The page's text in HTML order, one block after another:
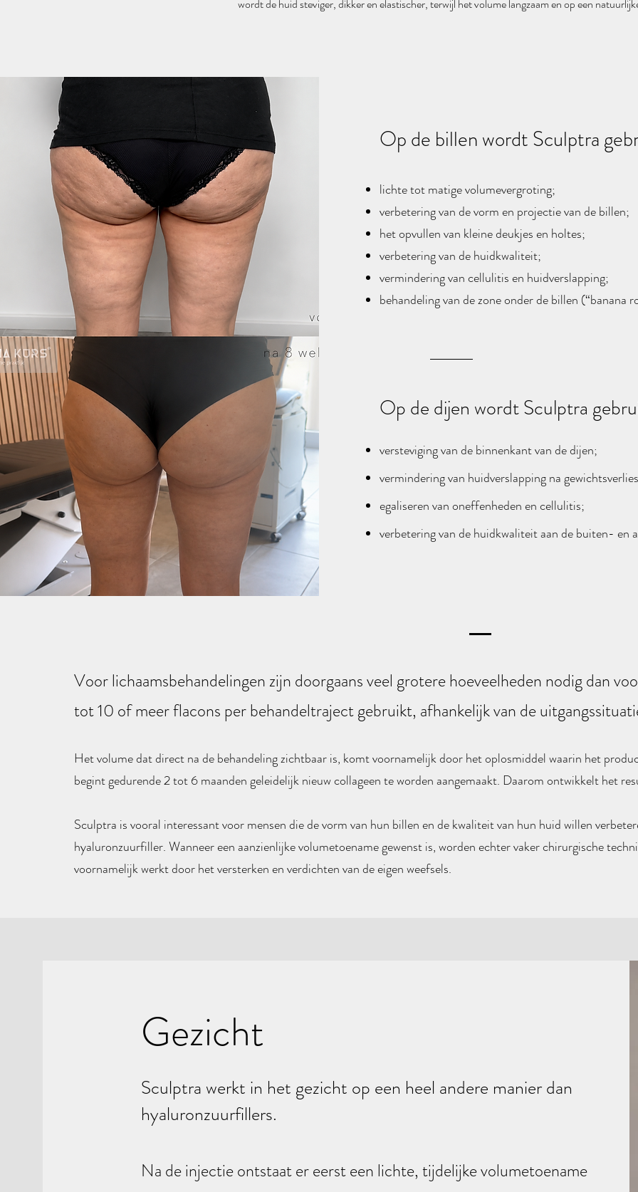
wordt de huid steviger, dikker en elastischer, terwijl het volume langzaam en op een
Op de billen wordt Sculptra
lichte tot matige volumevergroting;
verbetering van de vorm en projectie van de billen;
het opvullen van kleine deukjes en holtes;
verbetering van de huidkwaliteit;
vermindering van cellulitis en huidverslapping;
behandeling van de zone onder de billen (“banana
Op de dijen wordt Sculptra
versteviging van de binnenkant van de dijen;
vermindering van huidverslapping na
egaliseren van oneffenheden en cellulitis;
verbetering van de huidkwaliteit aan de buiten- en
Voor lichaamsbehandelingen zijn doorgaans veel grotere hoeveelheden nodig dan
tot 10 of meer flacons per behandeltraject gebruikt, afhankelijk van de
Het volume dat direct na de behandeling zichtbaar is, komt voornamelijk door het oplosmiddel waarin het
begint gedurende 2 tot 6 maanden geleidelijk nieuw collageen te worden aangemaakt. Daarom ontwikkelt het
Sculptra is vooral interessant voor mensen die de vorm van hun billen en de kwaliteit van hun huid willen
hyaluronzuurfiller. Wanneer een aanzienlijke volumetoename gewenst is, worden echter vaker chirurgische
voornamelijk werkt door het versterken en verdichten van de eigen weefsels.
Gezicht
Sculptra werkt in het gezicht op een heel andere manier dan
hyaluronzuurfillers.
Na de injectie ontstaat er eerst een lichte, tijdelijke volumetoename